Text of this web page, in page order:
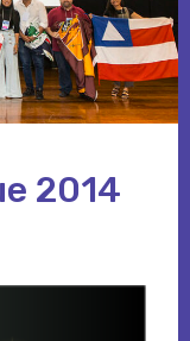
2014